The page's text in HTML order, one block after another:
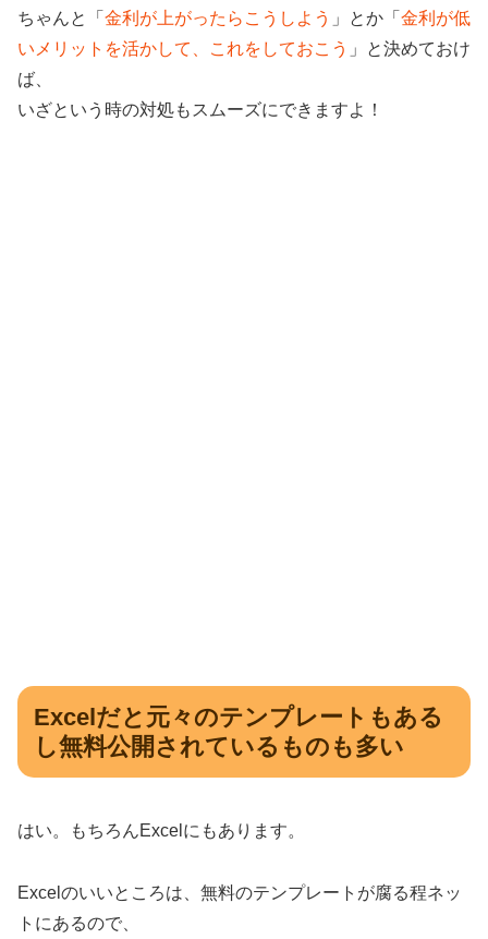
ちゃんと「 金利が上がったらこうしよう 」とか「 金利が低
いメリットを活かして、これをしておこう 」と決めておけ
ば、
いざという時の対処もスムーズにできますよ！
Excelだと元々のテンプレートもある
し無料公開されているものも多い
はい。もちろんExcel にもあります。
Excel のいいところは、無料のテンプレートが腐る程ネッ
トにあるので、